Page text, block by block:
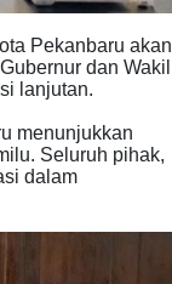
Pekanbaru akan
dan Wakil
lanjutan.
menunjukkan
Seluruh pihak,
dalam